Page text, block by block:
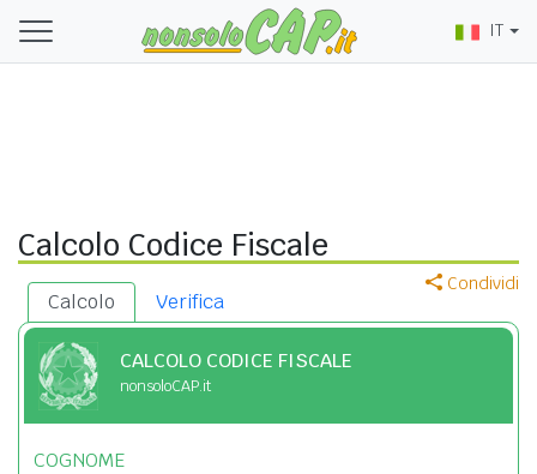
IT
Calcolo Codice Fiscale
Condividi
Calcolo Verifica
CALCOLO CODICE FISCALE
nonsoloCAP.it
COGNOME